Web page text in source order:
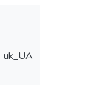
uk_UA